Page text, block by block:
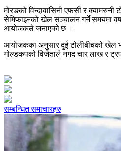
मोरङको विन्दावासिनी एफसी र क्यामरुनी
सेमिफाइनको खेल सञ्चालन गर्ने समयमा
आयोजकले जनाएको छ ।
आयोजकका अनुसार दुई टोलीबीचको खेल
गोल्डकपको विजेताले नगद चार लाख र
सम्बन्धित समाचारहरु